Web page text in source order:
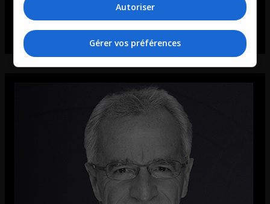
Autoriser
Gérer vos préférences